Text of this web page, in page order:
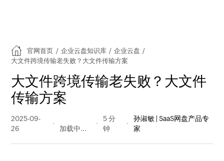
官网首页 / 企业云盘知识库 / 企业云盘 /
大文件跨境传输老失败？大文件传输方案
大文件跨境传输老失败？大文件
传输方案
2025-09-
26
量
5 分
钟
孙淑敏 | SaaS网盘产品专
家